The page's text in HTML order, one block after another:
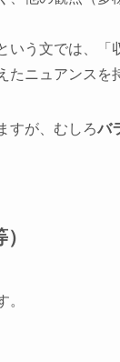
う文では、「
ニュアンスを
すが、むしろバ